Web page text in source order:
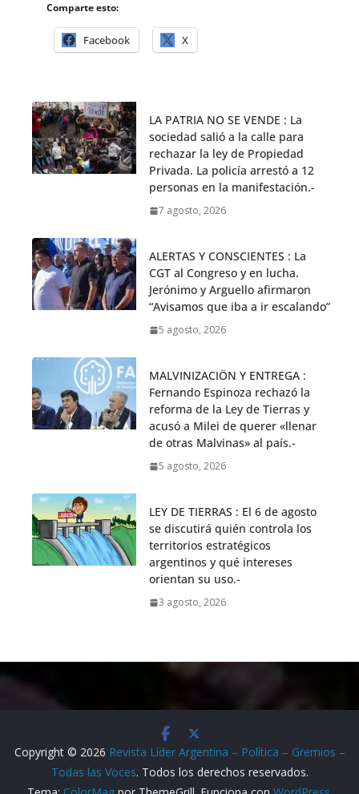
Comparte esto:
Facebook X
LA PATRIA NO SE VENDE : La
sociedad salió a la calle para
rechazar la ley de Propiedad
Privada. La policía arrestó a 12
personas en la manifestación.-
7 agosto, 2026
ALERTAS Y CONSCIENTES : La
CGT al Congreso y en lucha.
Jerónimo y Arguello afirmaron
“Avisamos que iba a ir escalando”
5 agosto, 2026
MALVINIZACIÖN Y ENTREGA :
Fernando Espinoza rechazó la
reforma de la Ley de Tierras y
acusó a Milei de querer «llenar
de otras Malvinas» al país.-
5 agosto, 2026
LEY DE TIERRAS : El 6 de agosto
se discutirá quién controla los
territorios estratégicos
argentinos y qué intereses
orientan su uso.-
3 agosto, 2026
Copyright © 2026 Revista Líder Argentina – Política – Gremios –
Todas las Voces. Todos los derechos reservados.